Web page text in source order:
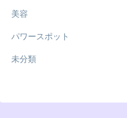
美容
パワースポット
未分類